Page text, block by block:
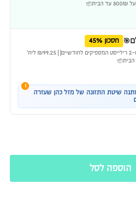
חסכון 45%
הבית📦
1
שיטת התזונה של מזל כהן שעזרה
הוספה לסל